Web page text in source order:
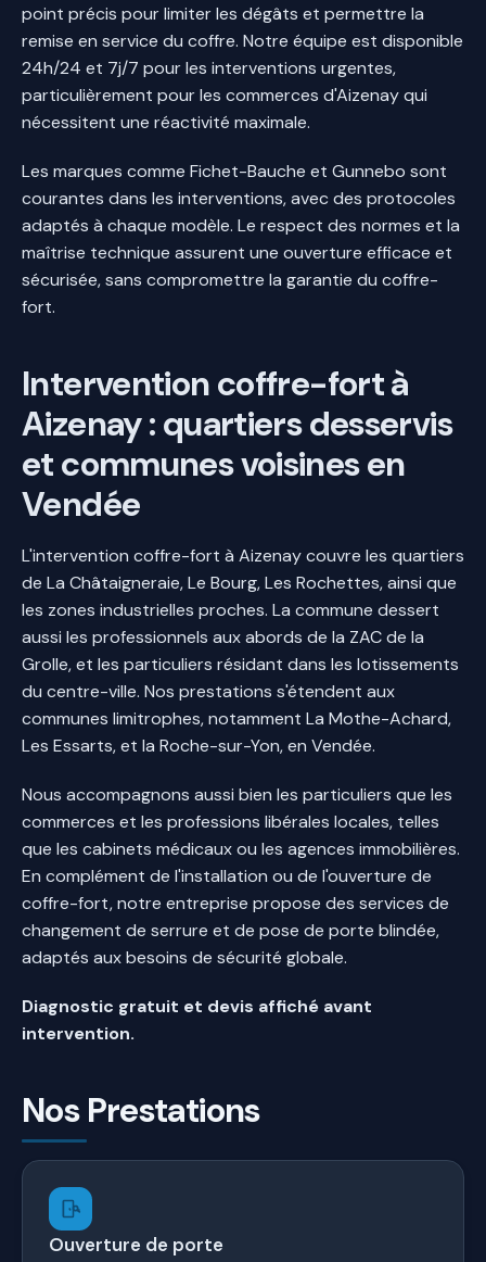
point précis pour limiter les dégâts et permettre la
remise en service du coffre. Notre équipe est disponible
24h/24 et 7j/7 pour les interventions urgentes,
particulièrement pour les commerces d'Aizenay qui
nécessitent une réactivité maximale.
Les marques comme Fichet-Bauche et Gunnebo sont
courantes dans les interventions, avec des protocoles
adaptés à chaque modèle. Le respect des normes et la
maîtrise technique assurent une ouverture efficace et
sécurisée, sans compromettre la garantie du coffre-
fort.
Intervention coffre-fort à
Aizenay : quartiers desservis
et communes voisines en
Vendée
L'intervention coffre-fort à Aizenay couvre les quartiers
de La Châtaigneraie, Le Bourg, Les Rochettes, ainsi que
les zones industrielles proches. La commune dessert
aussi les professionnels aux abords de la ZAC de la
Grolle, et les particuliers résidant dans les lotissements
du centre-ville. Nos prestations s'étendent aux
communes limitrophes, notamment La Mothe-Achard,
Les Essarts, et la Roche-sur-Yon, en Vendée.
Nous accompagnons aussi bien les particuliers que les
commerces et les professions libérales locales, telles
que les cabinets médicaux ou les agences immobilières.
En complément de l'installation ou de l'ouverture de
coffre-fort, notre entreprise propose des services de
changement de serrure et de pose de porte blindée,
adaptés aux besoins de sécurité globale.
Diagnostic gratuit et devis affiché avant
intervention.
Nos Prestations
Ouverture de porte